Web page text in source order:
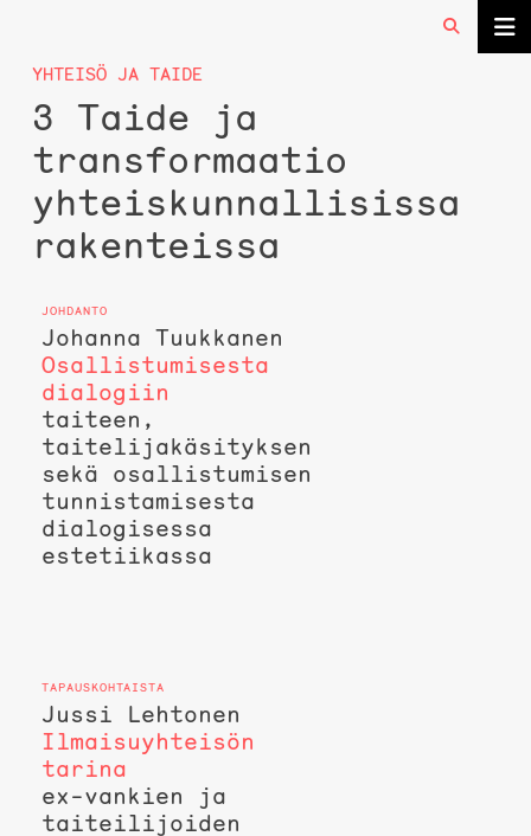
YHTEISÖ JA TAIDE
3 Taide ja
transformaatio
yhteiskunnallisissa
rakenteissa
Johanna Tuukkanen
Osallistumisesta
dialogiin
taiteen,
taitelijakäsityksen
sekä osallistumisen
tunnistamisesta
dialogisessa
estetiikassa
Jussi Lehtonen
Ilmaisuyhteisön
tarina
ex-vankien ja
taiteilijoiden